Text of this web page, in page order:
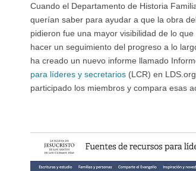
Cuando el Departamento de Historia
querían saber para ayudar a que la obra
pidieron fue una mayor visibilidad de lo
hacer un seguimiento del progreso a lo
ha creado un nuevo informe llamado
para líderes y secretarios (LCR) en
participado los miembros y compara esas